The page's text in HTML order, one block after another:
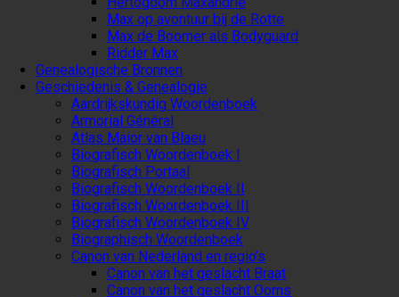
Max op avontuur bij de Rotte
Max de Boomer als Bodyguard
Ridder Max
Genealogische Bronnen
Geschiedenis & Genealogie
Aardrijkskundig Woordenboek
Armorial Général
Atlas Maior van Blaeu
Biografisch Woordenboek I
Biografisch Portaal
Biografisch Woordenboek II
Biografisch Woordenboek III
Biografisch Woordenboek IV
Biographisch Woordenboek
Canon van Nederland en regio’s
Canon van het geslacht Braat
Canon van het geslacht Ooms